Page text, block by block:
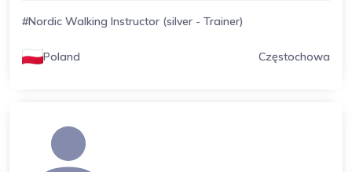
#Nordic Walking Instructor (silver - Trainer)
Poland Częstochowa